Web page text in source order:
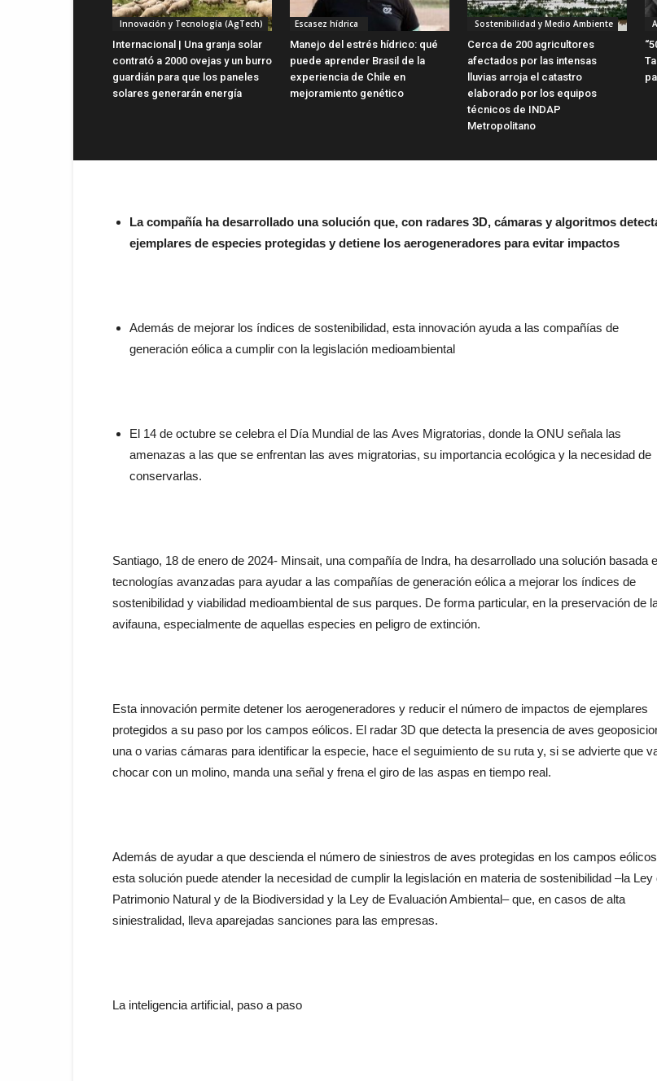
Innovación y Tecnología (AgTech)
Internacional | Una granja solar
contrató a 2000 ovejas y un burro
guardián para que los paneles
solares generarán energía
Escasez hídrica
Manejo del estrés hídrico: qué
puede aprender Brasil de la
experiencia de Chile en
mejoramiento genético
Sostenibilidad y Medio Ambiente
Cerca de 200 agricultores
afectados por las intensas
lluvias arroja el catastro
elaborado por los equipos
técnicos de INDAP
Metropolitano
La compañía ha desarrollado una solución que, con radares 3D, cámaras y algoritmos
ejemplares de especies protegidas y detiene los aerogeneradores para evitar impactos
Además de mejorar los índices de sostenibilidad, esta innovación ayuda a las compañías de
generación eólica a cumplir con la legislación medioambiental
El 14 de octubre se celebra el Día Mundial de las Aves Migratorias, donde la ONU señala las
amenazas a las que se enfrentan las aves migratorias, su importancia ecológica y la necesidad de
conservarlas.
Santiago, 18 de enero de 2024- Minsait, una compañía de Indra, ha desarrollado una solución basada
tecnologías avanzadas para ayudar a las compañías de generación eólica a mejorar los índices de
sostenibilidad y viabilidad medioambiental de sus parques. De forma particular, en la preservación de
avifauna, especialmente de aquellas especies en peligro de extinción.
Esta innovación permite detener los aerogeneradores y reducir el número de impactos de ejemplares
protegidos a su paso por los campos eólicos. El radar 3D que detecta la presencia de aves
una o varias cámaras para identificar la especie, hace el seguimiento de su ruta y, si se advierte que
chocar con un molino, manda una señal y frena el giro de las aspas en tiempo real.
Además de ayudar a que descienda el número de siniestros de aves protegidas en los campos
esta solución puede atender la necesidad de cumplir la legislación en materia de sostenibilidad –la Ley
Patrimonio Natural y de la Biodiversidad y la Ley de Evaluación Ambiental– que, en casos de alta
siniestralidad, lleva aparejadas sanciones para las empresas.
La inteligencia artificial, paso a paso